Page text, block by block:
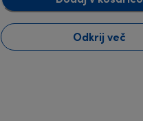
Odkrij več